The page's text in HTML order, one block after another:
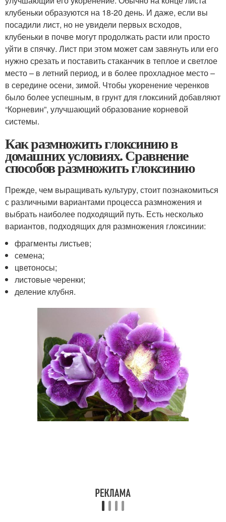
клубеньки образуются на 18-20 день. И даже, если вы
посадили лист, но не увидели первых всходов,
клубеньки в почве могут продолжать расти или просто
уйти в спячку. Лист при этом может сам завянуть или его
нужно срезать и поставить стаканчик в теплое и светлое
место – в летний период, и в более прохладное место –
в середине осени, зимой. Чтобы укоренение черенков
было более успешным, в грунт для глоксиний добавляют
“Корневин”, улучшающий образование корневой
системы.
Как размножить глоксинию в
домашних условиях. Сравнение
способов размножить глоксинию
Прежде, чем выращивать культуру, стоит познакомиться
с различными вариантами процесса размножения и
выбрать наиболее подходящий путь. Есть несколько
вариантов, подходящих для размножения глоксинии:
фрагменты листьев;
семена;
цветоносы;
листовые черенки;
деление клубня.